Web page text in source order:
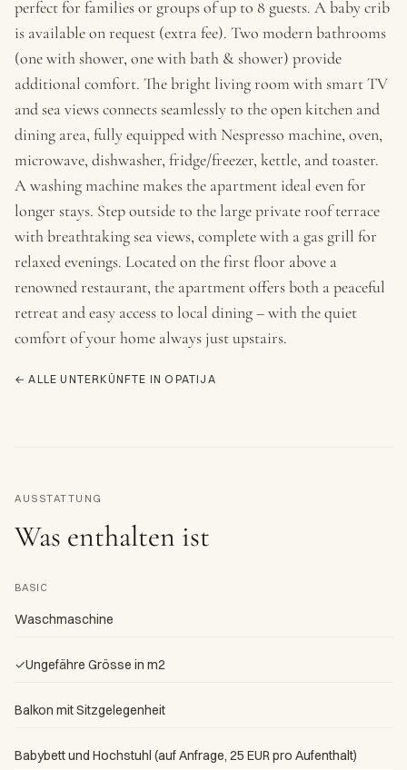
perfect for families or groups of up to 8 guests. A baby crib
is available on request (extra fee). Two modern bathrooms
(one with shower, one with bath & shower) provide
additional comfort. The bright living room with smart TV
and sea views connects seamlessly to the open kitchen and
dining area, fully equipped with Nespresso machine, oven,
microwave, dishwasher, fridge/freezer, kettle, and toaster.
A washing machine makes the apartment ideal even for
longer stays. Step outside to the large private roof terrace
with breathtaking sea views, complete with a gas grill for
relaxed evenings. Located on the first floor above a
renowned restaurant, the apartment offers both a peaceful
retreat and easy access to local dining – with the quiet
comfort of your home always just upstairs.
← ALLE UNTERKÜNFTE IN OPATIJA
AUSSTATTUNG
Was enthalten ist
BASIC
Waschmaschine
✓Ungefähre Grösse in m2
Balkon mit Sitzgelegenheit
Babybett und Hochstuhl (auf Anfrage, 25 EUR pro Aufenthalt)